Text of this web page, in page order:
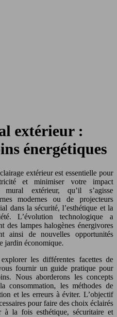
extérieur :
énergétiques
extérieur est essentielle pour
et minimiser votre impact
mural extérieur, qu’il s’agisse
modernes ou de projecteurs
dans la sécurité, l’esthétique et la
L’évolution technologique a
des lampes halogènes énergivores
ainsi de nouvelles opportunités
jardin économique.
les différentes facettes de
fournir un guide pratique pour
Nous aborderons les concepts
consommation, les méthodes de
et les erreurs à éviter. L’objectif
pour faire des choix éclairés
à la fois esthétique, sécuritaire et